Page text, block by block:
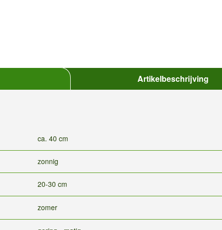
Artikelbeschrijving
ca. 40 cm
zonnig
20-30 cm
zomer